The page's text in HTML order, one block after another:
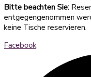
Bitte beachten Sie:
entgegengenommen
keine Tische reservieren.
Facebook